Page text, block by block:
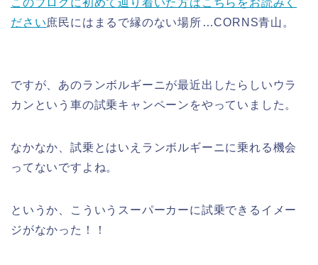
ださい庶民にはまるで縁のない場所…CORNS青山。
ですが、あのランボルギーニが最近出したらしいウラ
カンという車の試乗キャンペーンをやっていました。
なかなか、試乗とはいえランボルギーニに乗れる機会
ってないですよね。
というか、こういうスーパーカーに試乗できるイメー
ジがなかった！！